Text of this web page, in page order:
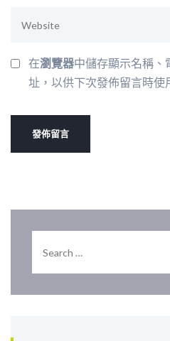
在瀏覽器中儲存顯示名稱、
址，以供下次發佈留言時使